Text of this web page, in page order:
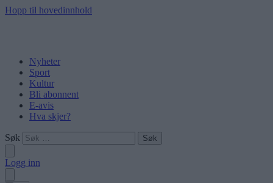
Hopp til hovedinnhold
Nyheter
Sport
Kultur
Bli abonnent
E-avis
Hva skjer?
Søk
Logg inn